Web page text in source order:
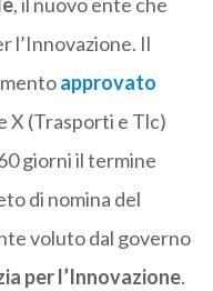
, il nuovo ente che
l’Innovazione. Il
approvato
X (Trasporti e Tlc)
giorni il termine
di nomina del
voluto dal governo
per l’Innovazione.